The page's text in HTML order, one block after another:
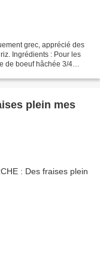
grec, apprécié des
Ingrédients : Pour les
de boeuf hâchée 3/4
plein mes